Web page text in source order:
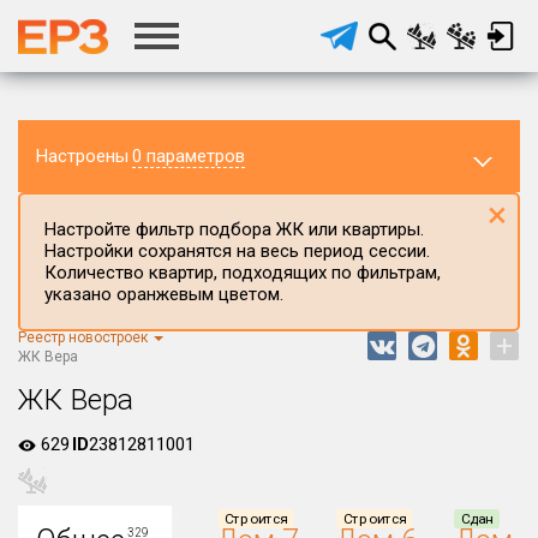
Настроены 0 параметров
Регион ЖК
Республика Мордовия
Район в регионе
Все
Населённый пункт
Настройте фильтр подбора ЖК или квартиры.
Настройки сохранятся на весь период сессии.
Количество квартир, подходящих по фильтрам,
указано оранжевым цветом.
×
Реестр новостроек
ЖК Вера
+
ЖК Вера
629 ID23812811001
329
Строится Строится Сдан